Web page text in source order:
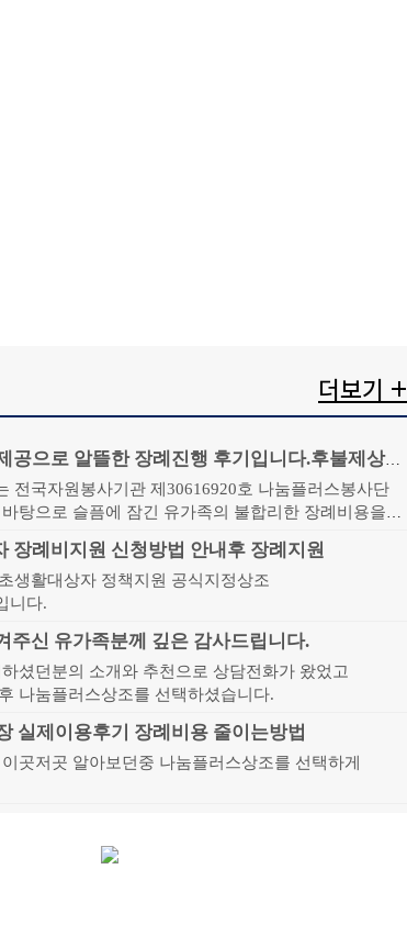
더보기 +
상조비용 원가제공으로 알뜰한 장례진행 후기입니다.후불제상조 원가제공
전국자원봉사기관 제30616920호 나눔플러스봉사단
탕으로 슬픔에 잠긴 유가족의 불합리한 장례비용을
장례비지원 신청방법 안내후 장례지원
생활대상자 정책지원 공식지정상조
니다.
주신 유가족분께 깊은 감사드립니다.
셨던분의 소개와 추천으로 상담전화가 왔었고
나눔플러스상조를 선택하셨습니다.
실제이용후기 장례비용 줄이는방법
곳저곳 알아보던중 나눔플러스상조를 선택하게